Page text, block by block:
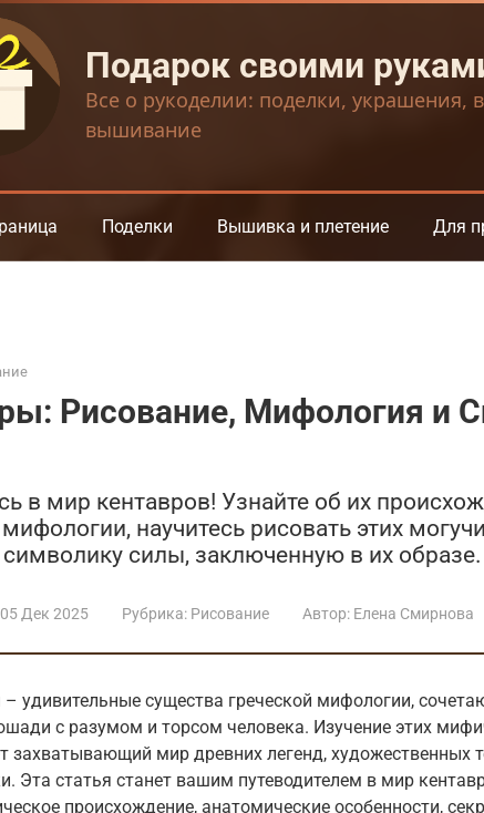
Подарок своими
Все о рукоделии: поделки, украшения,
вышивание
Поделки Вышивка и плетение Для
Рисование, Мифология и
в мир кентавров! Узнайте об их
научитесь рисовать этих
символику силы, заключенную в их образе.
05 Дек 2025 Рубрика: Рисование Автор: Елена Смирнова
удивительные существа греческой мифологии,
с разумом и торсом человека. Изучение этих
захватывающий мир древних легенд, художественных
Эта статья станет вашим путеводителем в мир
происхождение, анатомические особенности,